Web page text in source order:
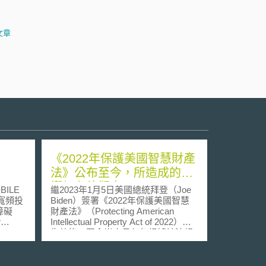
章
頻投
礙
《2022年保護美國智慧財產
法》公布至今，所造成的影
響仍有待觀察
繼2023年1月5日美國總統拜登（Joe
Biden）簽署《2022年保護美國智慧
財產法》（Protecting American
Intellectual Property Act of 2022）並
生效後，至今尚未見任何根據該法規
展開行動的報告，不過各界仍相當關